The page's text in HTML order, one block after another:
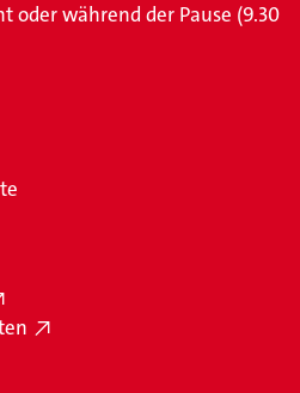
oder während der Pause (9.30